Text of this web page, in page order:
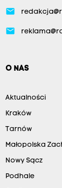
email
email
O NAS
Aktualności
Kraków
Tarnów
Małopolska
Nowy Sącz
Podhale